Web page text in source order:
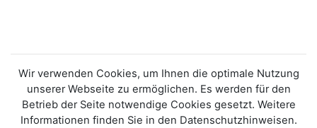
Wir verwenden Cookies, um Ihnen die optimale Nutzung
unserer Webseite zu ermöglichen. Es werden für den
Betrieb der Seite notwendige Cookies gesetzt. Weitere
Informationen finden Sie in den Datenschutzhinweisen.